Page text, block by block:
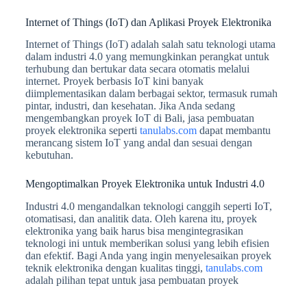
Internet of Things (IoT) dan Aplikasi Proyek Elektronika
Internet of Things (IoT) adalah salah satu teknologi utama
dalam industri 4.0 yang memungkinkan perangkat untuk
terhubung dan bertukar data secara otomatis melalui
internet. Proyek berbasis IoT kini banyak
diimplementasikan dalam berbagai sektor, termasuk rumah
pintar, industri, dan kesehatan. Jika Anda sedang
mengembangkan proyek IoT di Bali, jasa pembuatan
proyek elektronika seperti tanulabs.comdapat membantu
merancang sistem IoT yang andal dan sesuai dengan
kebutuhan.
Mengoptimalkan Proyek Elektronika untuk Industri 4.0
Industri 4.0 mengandalkan teknologi canggih seperti IoT,
otomatisasi, dan analitik data. Oleh karena itu, proyek
elektronika yang baik harus bisa mengintegrasikan
teknologi ini untuk memberikan solusi yang lebih efisien
dan efektif. Bagi Anda yang ingin menyelesaikan proyek
teknik elektronika dengan kualitas tinggi, tanulabs.com
adalah pilihan tepat untuk jasa pembuatan proyek